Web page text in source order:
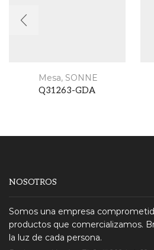
Mesa, SONNE
Q31263-GDA
NOSOTROS
Somos una empresa
productos que comercializamos.
la luz de cada persona.